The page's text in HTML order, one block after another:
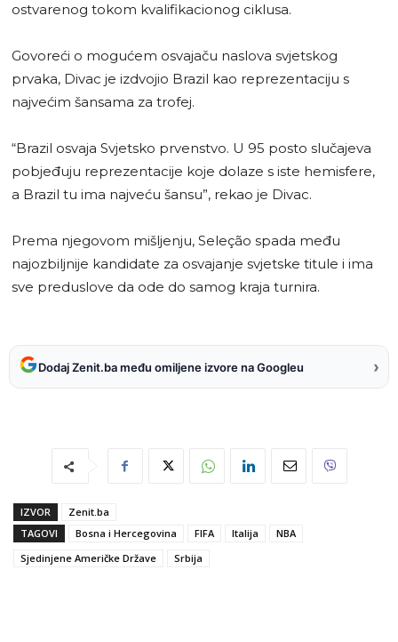
ostvarenog tokom kvalifikacionog ciklusa.
Govoreći o mogućem osvajaču naslova svjetskog
prvaka, Divac je izdvojio Brazil kao reprezentaciju s
najvećim šansama za trofej.
“Brazil osvaja Svjetsko prvenstvo. U 95 posto slučajeva
pobjeđuju reprezentacije koje dolaze s iste hemisfere,
a Brazil tu ima najveću šansu”, rekao je Divac.
Prema njegovom mišljenju, Seleção spada među
najozbiljnije kandidate za osvajanje svjetske titule i ima
sve preduslove da ode do samog kraja turnira.
Dodaj Zenit.ba među omiljene izvore na Googleu ›
IZVOR
Zenit.ba
TAGOVI
Bosna i Hercegovina FIFA Italija
NBA
Sjedinjene Američke Države
Srbija